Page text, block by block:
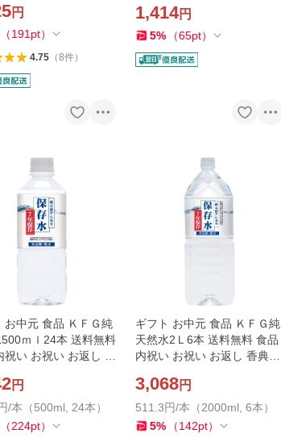
内祝い お祝い お返し
お供え 熨斗 のし対
円
（191 pt）
4.75（8件）
お供え 熨斗 のし対応
1,414円
5% （65pt）
お中元 食品 ＫＦＧ純
ｍｌ24本 送料無料
祝い お祝い お返し 香
円
/本（500ml, 24本）
（224pt）
ギフト お中元 食品 ＫＦＧ純
天然水2Ｌ6本 送料無料 食品
内祝い お祝い お返し 香典返
3,068円
511.3円/本（2000ml, 6本）
5% （142pt）